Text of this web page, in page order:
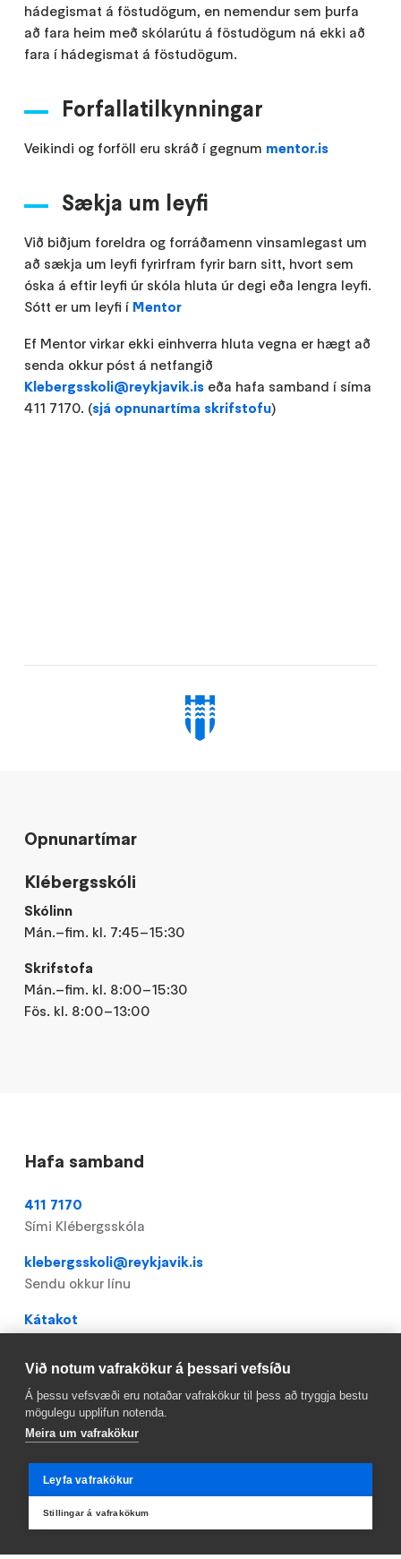
hádegismat á föstudögum, en nemendur sem þurfa
að fara heim með skólarútu á föstudögum ná ekki að
fara í hádegismat á föstudögum.
Forfallatilkynningar
Veikindi og forföll eru skráð í gegnum mentor.is
Sækja um leyfi
Við biðjum foreldra og forráðamenn vinsamlegast um
að sækja um leyfi fyrirfram fyrir barn sitt, hvort sem
óska á eftir leyfi úr skóla hluta úr degi eða lengra leyfi.
Sótt er um leyfi í Mentor
Ef Mentor virkar ekki einhverra hluta vegna er hægt að
senda okkur póst á netfangið
Klebergsskoli@reykjavik.is eða hafa samband í síma
411 7170. (sjá opnunartíma skrifstofu)
Opnunartímar
Klébergsskóli
Skólinn
Mán.–fim. kl. 7:45–15:30
Skrifstofa
Mán.–fim. kl. 8:00–15:30
Fös. kl. 8:00–13:00
Hafa samband
411 7170
Sími Klébergsskóla
klebergsskoli@reykjavik.is
Sendu okkur línu
Kátakot
Flógyn
Félagsmiðstöð
Gagnlegt
Domain
Röskun á skólastarfi
Mínar síður
Við notum vafrakökur á þessari vefsíðu
Á þessu vefsvæði eru notaðar vafrakökur til þess að tryggja bestu
mögulegu upplifun notenda.
Meira um vafrakökur
Leyfa vafrakökur
Stillingar á vafrakökum